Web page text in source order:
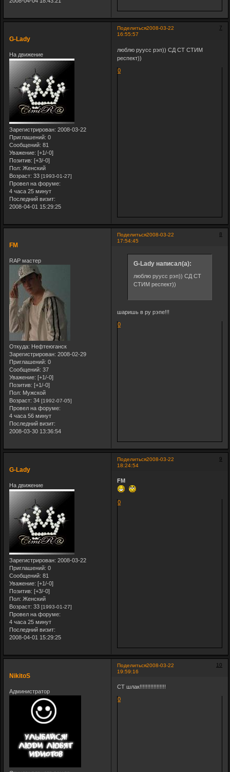
Поделиться 7
2008-03-22
16:55:57
G-Lady
На движение
Зарегистрирован: 2008-03-22
Приглашений: 0
Сообщений: 81
Уважение: [+1/-0]
Позитив: [+3/-0]
Пол: Женский
Возраст: 33 [1993-01-27]
Провел на форуме:
4 часа 25 минут
Последний визит:
2008-04-01 15:29:25
люблю руусс рэп)) СД СТ СТИМ
респект))
0
Поделиться 8
2008-03-22
17:54:45
FM
RAP мастер
Откуда: Нефтеюганск
Зарегистрирован: 2008-02-29
Приглашений: 0
Сообщений: 37
Уважение: [+1/-0]
Позитив: [+1/-0]
Пол: Мужской
Возраст: 34 [1992-07-05]
Провел на форуме:
4 часа 56 минут
Последний визит:
2008-03-30 13:36:54
G-Lady написал(а):
люблю руусс рэп)) СД СТ
СТИМ респект))
шаришь в ру рэпе!!!
0
Поделиться 9
2008-03-22
18:24:54
G-Lady
На движение
Зарегистрирован: 2008-03-22
Приглашений: 0
Сообщений: 81
Уважение: [+1/-0]
Позитив: [+3/-0]
Пол: Женский
Возраст: 33 [1993-01-27]
Провел на форуме:
4 часа 25 минут
Последний визит:
2008-04-01 15:29:25
FM
0
Поделиться 10
2008-03-22
19:59:16
NikitoS
Администратор
СТ шлак!!!!!!!!!!!!!!!!!
0